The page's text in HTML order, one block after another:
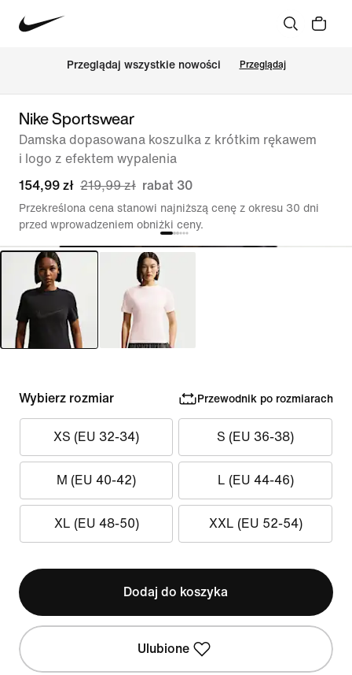
Przeglądaj wszystkie nowości Przeglądaj
Nike Sportswear
Damska dopasowana koszulka z krótkim rękawem
i logo z efektem wypalenia
154,99 zł 219,99 zł rabat 30
Przekreślona cena stanowi najniższą cenę z okresu 30 dni
przed wprowadzeniem obniżki ceny.
Wybierz rozmiar Przewodnik po rozmiarach
XS (EU 32-34) S (EU 36-38)
M (EU 40-42) L (EU 44-46)
XL (EU 48-50) XXL (EU 52-54)
Dodaj do koszyka
Ulubione